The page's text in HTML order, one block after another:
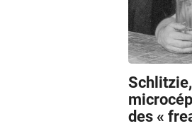
des «